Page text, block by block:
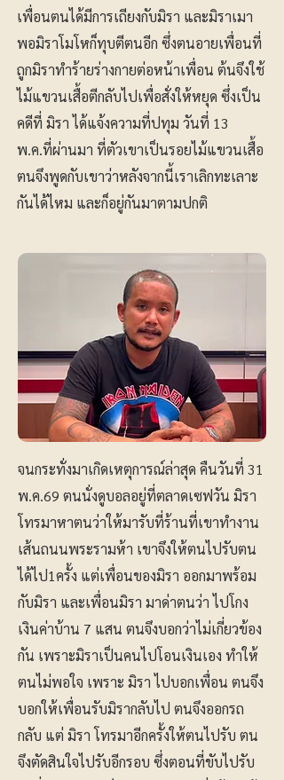
เพื่อนตนได้มีการเถียงกับมิรา และมิราเมา
พอมิราโมโหก็ทุบตีตนอีก ซึ่งตนอายเพื่อนที่
ถูกมิราทำร้ายร่างกายต่อหน้าเพื่อน ต้นจึงใช้
ไม้แขวนเสื้อตีกลับไปเพื่อสั่งให้หยุด ซึ่งเป็น
คดีที่ มิรา ได้แจ้งความที่ปทุม วันที่ 13
พ.ค.ที่ผ่านมา ที่ตัวเขาเป็นรอยไม้แขวนเสื้อ
ตนจึงพูดกับเขาว่าหลังจากนี้เราเลิกทะเลาะ
กันได้ไหม และก็อยู่กันมาตามปกติ
จนกระทั่งมาเกิดเหตุการณ์ล่าสุด คืนวันที่ 31
พ.ค.69 ตนนั่งดูบอลอยู่ที่ตลาดเซฟวัน มิรา
โทรมาหาตนว่าให้มารับที่ร้านที่เขาทำงาน
เส้นถนนพระรามห้า เขาจึงให้ตนไปรับตน
ได้ไป1ครั้ง แต่เพื่อนของมิรา ออกมาพร้อม
กับมิรา และเพื่อนมิรา มาด่าตนว่า ไปโกง
เงินค่าบ้าน 7 แสน ตนจึงบอกว่าไม่เกี่ยวข้อง
กัน เพราะมิราเป็นคนไปโอนเงินเอง ทำให้
ตนไม่พอใจ เพราะ มิรา ไปบอกเพื่อน ตนจึง
บอกให้เพื่อนรับมิรากลับไป ตนจึงออกรถ
กลับ แต่ มิรา โทรมาอีกครั้งให้ตนไปรับ ตน
จึงตัดสินใจไปรับอีกรอบ ซึ่งตอนที่ขับไปรับ